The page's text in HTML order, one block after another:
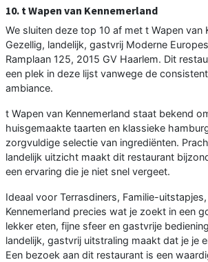
10. t Wapen van Kennemerland
We sluiten deze top 10 af met t Wapen van
Gezellig, landelijk, gastvrij Moderne
Ramplaan 125, 2015 GV Haarlem. Dit
een plek in deze lijst vanwege de
ambiance.
t Wapen van Kennemerland staat bekend
huisgemaakte taarten en klassieke
zorgvuldige selectie van ingrediënten.
landelijk uitzicht maakt dit restaurant
een ervaring die je niet snel vergeet.
Ideaal voor Terrasdiners, Familie-
Kennemerland precies wat je zoekt in een
lekker eten, fijne sfeer en gastvrije
landelijk, gastvrij uitstraling maakt dat je je
Een bezoek aan dit restaurant is een